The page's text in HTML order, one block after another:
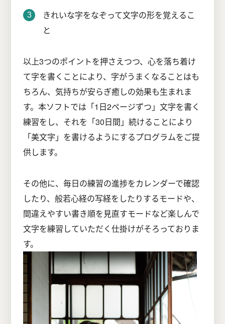
きれいな字をなぞって文字の形を覚えるこ
と
以上3つのポイントを押さえつつ、心を落ち着け
て字を書くことにより、字がうまくなることはも
ちろん、気持ちが安らぎ癒しの効果も生まれま
す。本ソフトでは「1日2ページずつ」文字を書く
練習をし、それを「30日間」続けることにより
「美文字」を書けるようにするプログラムをご提
供します。
その他に、毎日の練習の進捗をカレンダーで確認
したり、般若心経の写経をしたりするモードや、
間違えやすい書き順を見直すモードなど楽しんで
文字を練習していただく仕掛けがそろっておりま
す。